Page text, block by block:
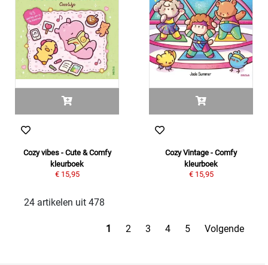
Cozy vibes - Cute & Comfy
kleurboek
€ 15,95
Cozy Vintage - Comfy
kleurboek
€ 15,95
24 artikelen uit 478
1 2 3 4 5 Volgende